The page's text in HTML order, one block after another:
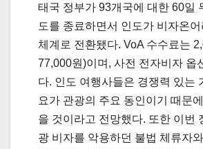
태국 정부가 93개국에 대한 60일
도를 종료하면서 인도가 비자온
체계로 전환됐다. VoA 수수료는
77,000원)이며, 사전 전자비자 옵
다. 인도 여행사들은 경쟁력 있는
요가 관광의 주요 동인이기 때문
을 것이라고 전망했다. 또한 이번
광 비자를 악용하던 불법 체류자